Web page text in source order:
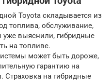
Toyota складывается из
топлива, обслуживание,
уже выяснили, гибридные
на топливе.
может быть дороже,
гарантию на
Страховка на гибридные